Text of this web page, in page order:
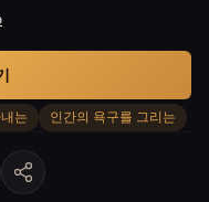
는 인간의 욕구를 그리는